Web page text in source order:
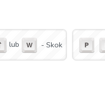
lub - Skok